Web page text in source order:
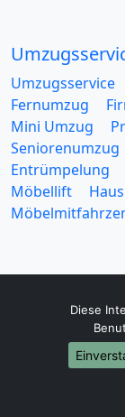
Umzugsservice
Fernumzug
Mini Umzug
Seniorenumzug
Entrümpelung
Möbellift
Europa-
Umzug von
Umzug von
Umzug von
Diese